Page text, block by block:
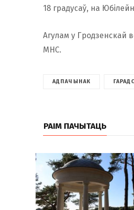
18 градусаў, на
Агулам у Гродзенскай
МНС.
АДПАЧЫНАК
РАІМ ПАЧЫТАЦЬ